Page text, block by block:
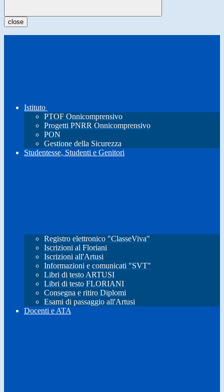
close
Istituto
PTOF Onnicomprensivo
Progetti PNRR Onnicomprensivo
PON
Gestione della Sicurezza
Studentesse, Studenti e Genitori
Registro elettronico "ClasseViva"
Iscrizioni al Floriani
Iscrizioni all'Artusi
Informazioni e comunicati "SVT"
Libri di testo ARTUSI
Libri di testo FLORIANI
Consegna e ritiro Diplomi
Esami di passaggio all'Artusi
Docenti e ATA